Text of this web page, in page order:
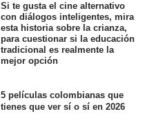
Si te gusta el cine alternativo
con diálogos inteligentes, mira
esta historia sobre la crianza,
para cuestionar si la educación
tradicional es realmente la
mejor opción
5 películas colombianas que
tienes que ver sí o sí en 2026